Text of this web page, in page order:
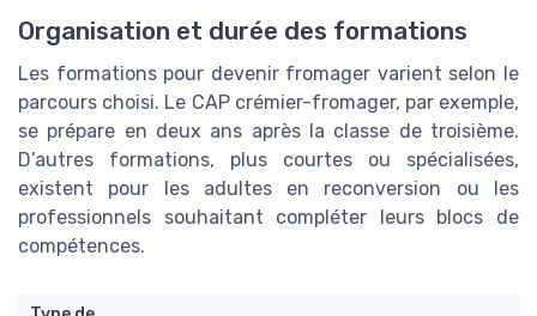
Organisation et durée des formations
Les formations pour devenir fromager varient selon le
parcours choisi. Le CAP crémier-fromager, par exemple,
se prépare en deux ans après la classe de troisième.
D’autres formations, plus courtes ou spécialisées,
existent pour les adultes en reconversion ou les
professionnels souhaitant compléter leurs blocs de
compétences.